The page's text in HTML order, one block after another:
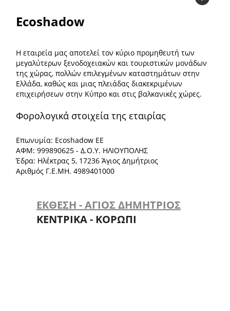
Ecoshadow
Η εταιρεία μας αποτελεί τον κύριο προμηθευτή των
μεγαλύτερων ξενοδοχειακών και τουριστικών μονάδων
της χώρας, πολλών επιλεγμένων καταστημάτων στην
Ελλάδα, καθώς και μιας πλειάδας διακεκριμένων
επιχειρήσεων στην Κύπρο και στις βαλκανικές χώρες.
Φορολογικά στοιχεία της εταιρίας
Επωνυμία: Ecoshadow ΕΕ
ΑΦΜ: 999890625 - Δ.Ο.Υ. ΗΛΙΟΥΠΟΛΗΣ
Έδρα: Ηλέκτρας 5, 17236 Άγιος Δημήτριος
Αριθμός Γ.Ε.ΜΗ. 4989401000
ΕΚΘΕΣΗ - ΑΓΙΟΣ ΔΗΜΗΤΡΙΟΣ
ΚΕΝΤΡΙΚΑ - ΚΟΡΩΠΙ